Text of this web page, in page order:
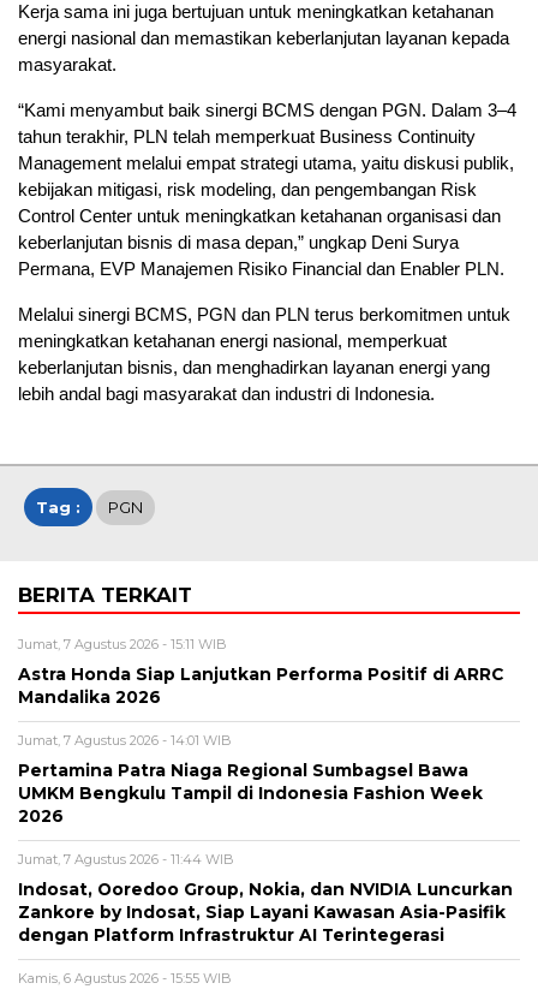
Kerja sama ini juga bertujuan untuk meningkatkan ketahanan
energi nasional dan memastikan keberlanjutan layanan kepada
masyarakat.
“Kami menyambut baik sinergi BCMS dengan PGN. Dalam 3–4
tahun terakhir, PLN telah memperkuat Business Continuity
Management melalui empat strategi utama, yaitu diskusi publik,
kebijakan mitigasi, risk modeling, dan pengembangan Risk
Control Center untuk meningkatkan ketahanan organisasi dan
keberlanjutan bisnis di masa depan,” ungkap Deni Surya
Permana, EVP Manajemen Risiko Financial dan Enabler PLN.
Melalui sinergi BCMS, PGN dan PLN terus berkomitmen untuk
meningkatkan ketahanan energi nasional, memperkuat
keberlanjutan bisnis, dan menghadirkan layanan energi yang
lebih andal bagi masyarakat dan industri di Indonesia.
Tag : PGN
BERITA TERKAIT
Jumat, 7 Agustus 2026 - 15:11 WIB
Astra Honda Siap Lanjutkan Performa Positif di ARRC
Mandalika 2026
Jumat, 7 Agustus 2026 - 14:01 WIB
Pertamina Patra Niaga Regional Sumbagsel Bawa
UMKM Bengkulu Tampil di Indonesia Fashion Week
2026
Jumat, 7 Agustus 2026 - 11:44 WIB
Indosat, Ooredoo Group, Nokia, dan NVIDIA Luncurkan
Zankore by Indosat, Siap Layani Kawasan Asia-Pasifik
dengan Platform Infrastruktur AI Terintegerasi
Kamis, 6 Agustus 2026 - 15:55 WIB